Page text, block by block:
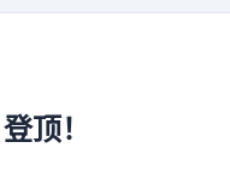
顶！